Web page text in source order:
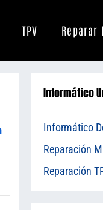
TPV Reparar
Informático
Informático
Reparación
Reparación